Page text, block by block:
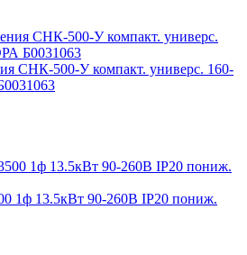
СНК-500-У компакт. универс. 160-
1ф 13.5кВт 90-260В IP20 пониж.